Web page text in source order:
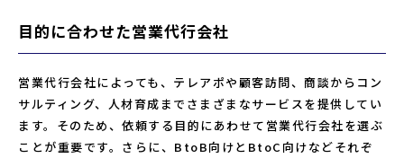
目的に合わせた営業代行会社
営業代行会社によっても、テレアポや顧客訪問、商談からコン
サルティング、人材育成までさまざまなサービスを提供してい
ます。そのため、依頼する目的にあわせて営業代行会社を選ぶ
ことが重要です。さらに、BtoB向けとBtoC向けなどそれぞ